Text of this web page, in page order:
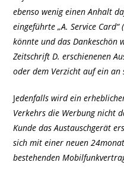
ebenso wenig einen Anhalt
eingeführte „A. Service
könnte und das Dankeschön
Zeitschrift D. erschienenen
oder dem Verzicht auf ein an
Jedenfalls wird ein
Verkehrs die Werbung nicht
Kunde das Austauschgerät
sich mit einer neuen
bestehenden